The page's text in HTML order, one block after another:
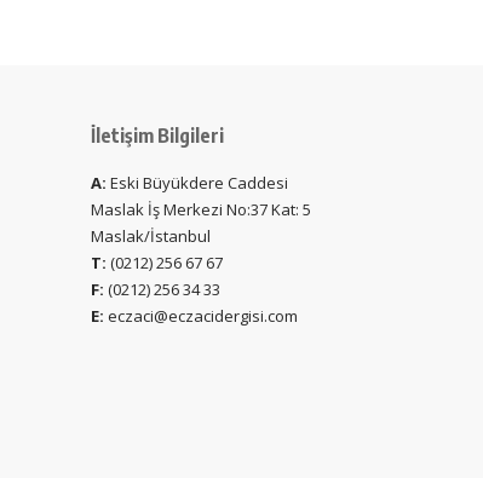
İletişim Bilgileri
A: Eski Büyükdere Caddesi
Maslak İş Merkezi No:37 Kat: 5
Maslak/İstanbul
T: (0212) 256 67 67
F: (0212) 256 34 33
E: eczaci@eczacidergisi.com